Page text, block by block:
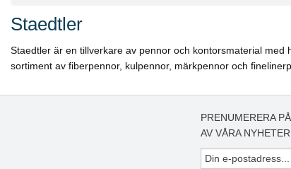
Staedtler
Staedtler är en tillverkare av pennor och kontorsmaterial
sortiment av fiberpennor, kulpennor, märkpennor och
PRENUMERERA
AV VÅRA